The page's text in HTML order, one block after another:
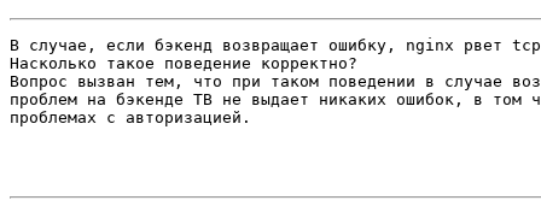
В случае, если бэкенд возвращает ошибку, nginx рвет
Насколько такое поведение корректно?
Вопрос вызван тем, что при таком поведении в случае
проблем на бэкенде TB не выдает никаких ошибок, в том
проблемах с авторизацией.